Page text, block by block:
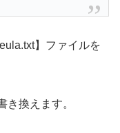
】ファイルを
き換えます。